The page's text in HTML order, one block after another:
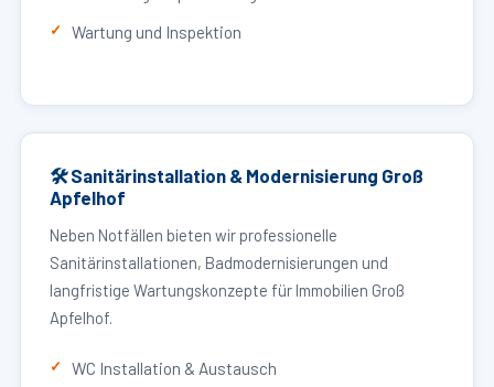
Wartung und Inspektion
🛠 Sanitärinstallation & Modernisierung Groß
Apfelhof
Neben Notfällen bieten wir professionelle
Sanitärinstallationen, Badmodernisierungen und
langfristige Wartungskonzepte für Immobilien Groß
Apfelhof.
WC Installation & Austausch